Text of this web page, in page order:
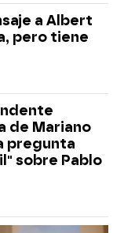
a Albert
pero tiene
de Mariano
pregunta
sobre Pablo